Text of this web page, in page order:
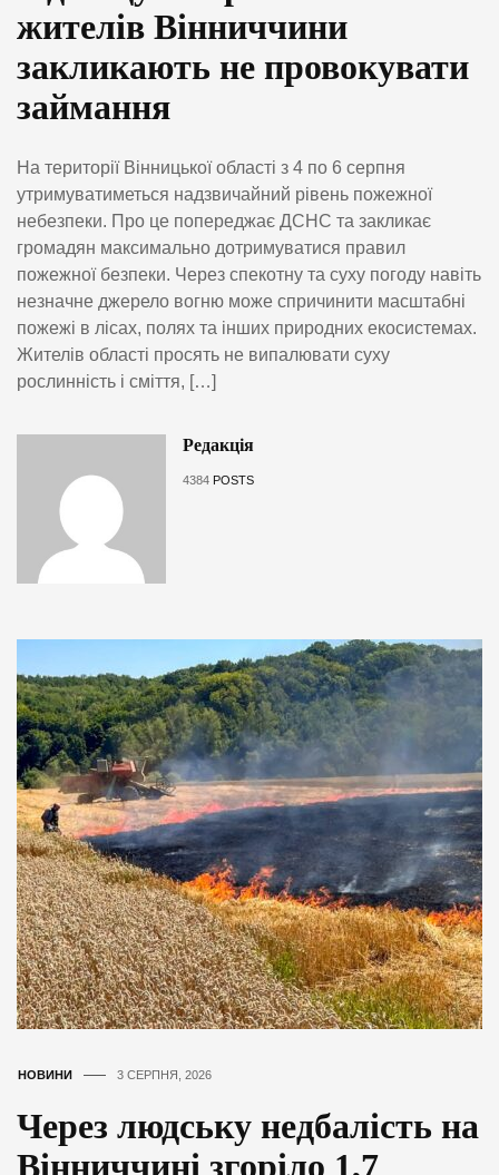
жителів Вінниччини
закликають не провокувати
займання
На території Вінницької області з 4 по 6 серпня
утримуватиметься надзвичайний рівень пожежної
небезпеки. Про це попереджає ДСНС та закликає
громадян максимально дотримуватися правил
пожежної безпеки. Через спекотну та суху погоду навіть
незначне джерело вогню може спричинити масштабні
пожежі в лісах, полях та інших природних екосистемах.
Жителів області просять не випалювати суху
рослинність і сміття, […]
Редакція
4384 POSTS
НОВИНИ 3 СЕРПНЯ, 2026
Через людську недбалість на
Вінниччині згоріло 1,7